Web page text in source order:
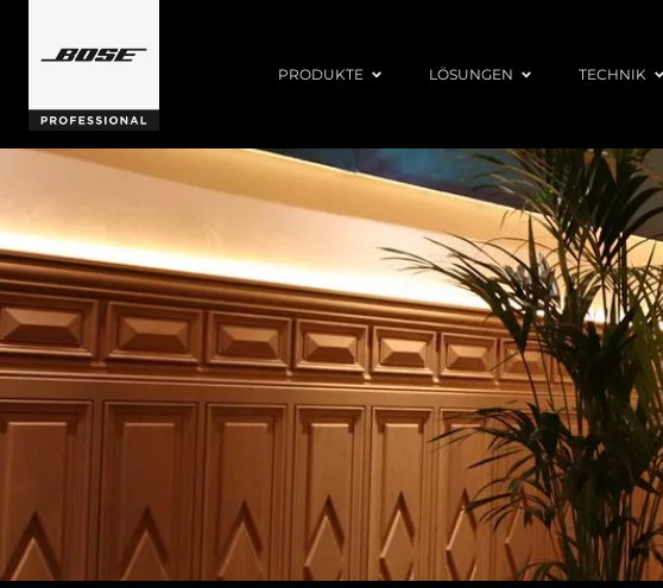
PRODUKTE LÖSUNGEN TECHNIK